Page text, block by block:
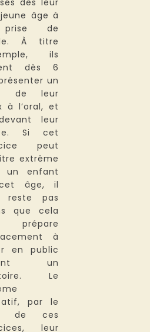
âge à
de
À titre
ils
dès 6
un
de leur
à l’oral, et
leur
Si cet
peut
extrême
un enfant
âge, il
reste pas
que cela
prépare
à
en public
un
Le
par le
de ces
leur